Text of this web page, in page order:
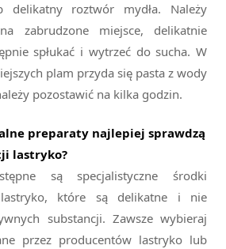
delikatny roztwór mydła. Należy
zabrudzone miejsce, delikatnie
spłukać i wytrzeć do sucha. W
plam przyda się pasta z wody
pozostawić na kilka godzin.
preparaty najlepiej sprawdzą
lastryko?
są specjalistyczne środki
lastryko, które są delikatne i nie
substancji. Zawsze wybieraj
przez producentów lastryko lub